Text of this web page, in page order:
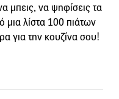
μπεις, να ψηφίσεις τα
λίστα 100 πιάτων
για την κουζίνα σου!